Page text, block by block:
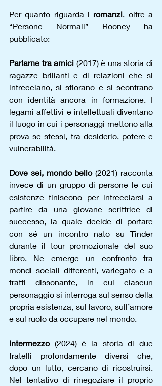
Per quanto riguarda i romanzi, oltre a
“Persone Normali” Rooney ha
pubblicato:
Parlarne tra amici (2017) è una storia di
ragazze brillanti e di relazioni che si
intrecciano, si sfiorano e si scontrano
con identità ancora in formazione. I
legami affettivi e intellettuali diventano
il luogo in cui i personaggi mettono alla
prova se stessi, tra desiderio, potere e
vulnerabilità.
Dove sei, mondo bello (2021) racconta
invece di un gruppo di persone le cui
esistenze finiscono per intrecciarsi a
partire da una giovane scrittrice di
successo, la quale decide di portare
con sé un incontro nato su Tinder
durante il tour promozionale del suo
libro. Ne emerge un confronto tra
mondi sociali differenti, variegato e a
tratti dissonante, in cui ciascun
personaggio si interroga sul senso della
propria esistenza, sul lavoro, sull’amore
e sul ruolo da occupare nel mondo.
Intermezzo (2024) è la storia di due
fratelli profondamente diversi che,
dopo un lutto, cercano di ricostruirsi.
Nel tentativo di rinegoziare il proprio